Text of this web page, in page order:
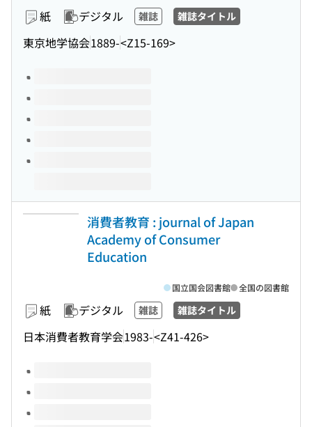
紙 デジタル 雑誌 雑誌タイトル
東京地学協会1889-<Z15-169>
このタイトルの巻号
消費者教育 : journal of Japan
Academy of Consumer
Education
紙 デジタル 雑誌 雑誌タイトル
日本消費者教育学会1983-<Z41-426>
国立国会図書館 全国の図書館
このタイトルの巻号